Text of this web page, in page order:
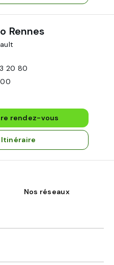
Rennes
20 80
rendez-vous
Itinéraire
Nos réseaux